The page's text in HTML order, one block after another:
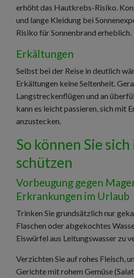
erhöht das Hautkrebs-Risiko.
und lange Kleidung bei
Risiko für Sonnenbrand erheblich.
Erkältungen
Selbst bei der Reise in deutlich
Erkältungen keine Seltenheit.
Langstreckenflügen und an
kann es leicht passieren, sich mit
anzustecken.
So können Sie
schützen
Vorbeugung gegen
Erkrankungen im Urlaub
Trinken Sie grundsätzlich nur
Flaschen oder abgekochtes
Eiswürfel aus Leitungswasser zu
Verzichten Sie auf rohes Fleisch,
Gerichte mit rohem Gemüse